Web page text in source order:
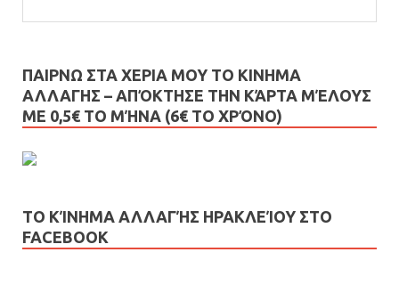
ΠΑΙΡΝΩ ΣΤΑ ΧΕΡΙΑ ΜΟΥ ΤΟ ΚΙΝΗΜΑ
ΑΛΛΑΓΗΣ – AΠΌΚΤΗΣΕ ΤΗΝ ΚΆΡΤΑ ΜΈΛΟΥΣ
ΜΕ 0,5€ ΤΟ ΜΉΝΑ (6€ ΤΟ ΧΡΌΝΟ)
ΤΟ ΚΊΝΗΜΑ ΑΛΛΑΓΉΣ ΗΡΑΚΛΕΊΟΥ ΣΤΟ
FACEBOOK